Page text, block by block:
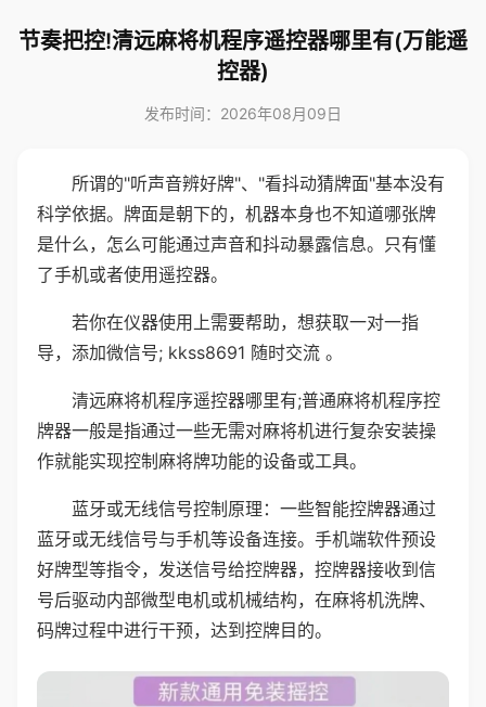
节奏把控!清远麻将机程序遥控器哪里有(万能遥
控器)
发布时间：2026年08月09日
所谓的"听声音辨好牌"、"看抖动猜牌面"基本没有
科学依据。牌面是朝下的，机器本身也不知道哪张牌
是什么，怎么可能通过声音和抖动暴露信息。只有懂
了手机或者使用遥控器。
若你在仪器使用上需要帮助，想获取一对一指
导，添加微信号; kkss8691 随时交流 。
清远麻将机程序遥控器哪里有;普通麻将机程序控
牌器一般是指通过一些无需对麻将机进行复杂安装操
作就能实现控制麻将牌功能的设备或工具。
蓝牙或无线信号控制原理：一些智能控牌器通过
蓝牙或无线信号与手机等设备连接。手机端软件预设
好牌型等指令，发送信号给控牌器，控牌器接收到信
号后驱动内部微型电机或机械结构，在麻将机洗牌、
码牌过程中进行干预，达到控牌目的。